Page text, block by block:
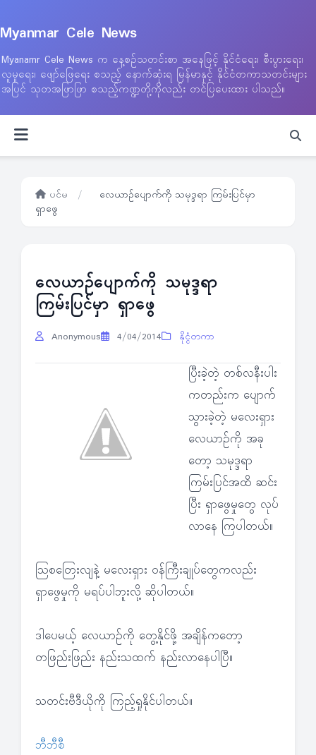
Myanmar Cele News
Myanamr Cele News က နေ့စဉ်သတင်းစာ အနေဖြင့် နိုင်ငံရေး၊ စီးပွားရေး၊
လူမှုရေး၊ ဖျော်ဖြေရေး စသည့် နောက်ဆုံးရ မြန်မာနှင့် နိုင်ငံတကာသတင်းများ
အပြင် သုတအဖြာဖြာ စသည့်ကဏ္ဍတို့ကိုလည်း တင်ပြပေးထား ပါသည်။
ပင်မ /
လေယာဉ်ပျောက်ကို သမုဒ္ဒရာ ကြမ်းပြင်မှာ
ရှာဖွေ
လေယာဉ်ပျောက်ကို သမုဒ္ဒရာ
ကြမ်းပြင်မှာ ရှာဖွေ
Anonymous 4/04/2014 နိုင္ငံတကာ
ပြီးခဲ့တဲ့ တစ်လနီးပါး
ကတည်းက ပျောက်
သွားခဲ့တဲ့ မလေးရှား
လေယာဉ်ကို အခု
တော့ သမုဒ္ဒရာ
ကြမ်းပြင်အထိ ဆင်း
ပြီး ရှာဖွေမှုတွေ လုပ်
လာနေ ကြပါတယ်။
သြစတြေးလျနဲ့ မလေးရှား ဝန်ကြီးချုပ်တွေကလည်း
ရှာဖွေမှုကို မရပ်ပါဘူးလို့ ဆိုပါတယ်။
ဒါပေမယ့် လေယာဉ်ကို တွေ့နိုင်ဖို့ အချိန်ကတော့
တဖြည်းဖြည်း နည်းသထက် နည်းလာနေပါပြီ။
သတင်းဗီဒီယိုကို ကြည့်ရှုနိုင်ပါတယ်။
ဘီဘီစီ